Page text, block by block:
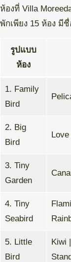
ห้องที่ Villa
พักเพียง 15 ห้อง มี
รูปแบบ
ห้อง
1. Family
Bird
2. Big
Bird
3. Tiny
Garden
4. Tiny
Seabird
5. Little
Bird
Kiwi